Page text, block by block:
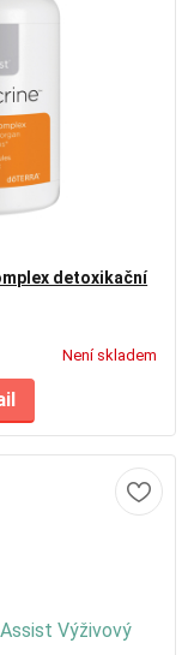
detoxikační
Není skladem